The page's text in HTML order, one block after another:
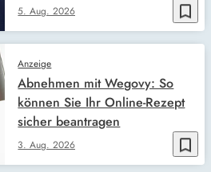
bookmark_border
5. Aug. 2026
bookmark_border
Anzeige
3. Aug. 2026
Abnehmen mit Wegovy: So
können Sie Ihr Online-Rezept
sicher beantragen